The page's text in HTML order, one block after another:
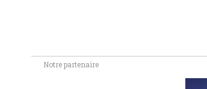
Notre partenaire